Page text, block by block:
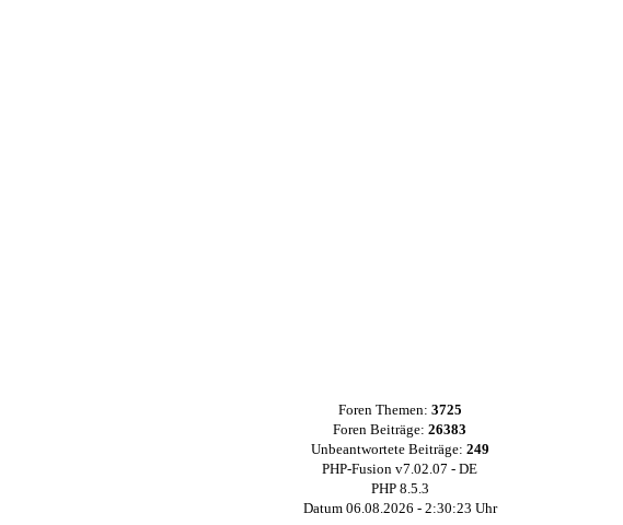
Foren Themen: 3725
Foren Beiträge: 26383
Unbeantwortete Beiträge: 249
PHP-Fusion v7.02.07 - DE
PHP 8.5.3
Datum 06.08.2026 - 2:30:24 Uhr